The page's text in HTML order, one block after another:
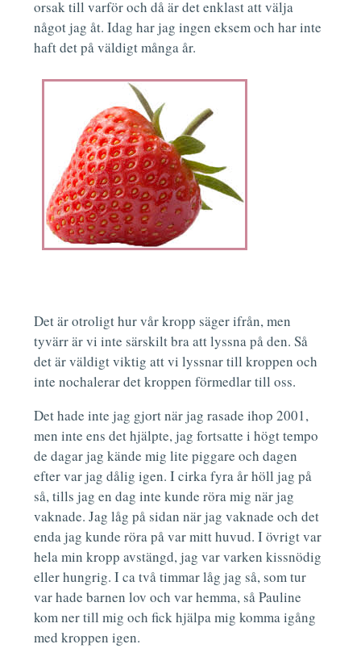
orsak till varför och då är det enklast att välja
något jag åt. Idag har jag ingen eksem och har inte
haft det på väldigt många år.
Det är otroligt hur vår kropp säger ifrån, men
tyvärr är vi inte särskilt bra att lyssna på den. Så
det är väldigt viktig att vi lyssnar till kroppen och
inte nochalerar det kroppen förmedlar till oss.
Det hade inte jag gjort när jag rasade ihop 2001,
men inte ens det hjälpte, jag fortsatte i högt tempo
de dagar jag kände mig lite piggare och dagen
efter var jag dålig igen. I cirka fyra år höll jag på
så, tills jag en dag inte kunde röra mig när jag
vaknade. Jag låg på sidan när jag vaknade och det
enda jag kunde röra på var mitt huvud. I övrigt var
hela min kropp avstängd, jag var varken kissnödig
eller hungrig. I ca två timmar låg jag så, som tur
var hade barnen lov och var hemma, så Pauline
kom ner till mig och fick hjälpa mig komma igång
med kroppen igen.